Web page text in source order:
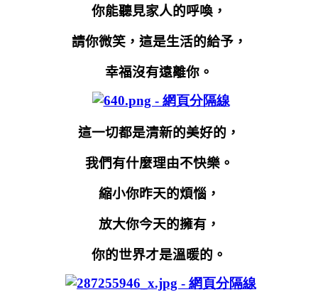
你能聽見家人的呼喚，
請你微笑，這是生活的給予，
幸福沒有遠離你。
這一切都是清新的美好的，
我們有什麼理由不快樂。
縮小你昨天的煩惱，
放大你今天的擁有，
你的世界才是溫暖的。